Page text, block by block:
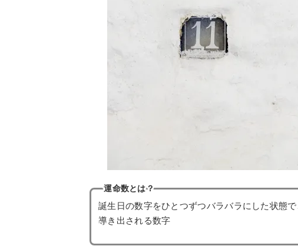
運命数とは？
誕生日の数字をひとつずつバラバラにした状態
導き出される数字